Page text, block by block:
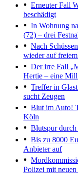
Erneuter Fall
beschädigt
In Wohnung
(72) – drei
Nach
wieder auf
Der irre Fall
Hertie – eine
Treffer in
sucht Zeugen
Blut im Auto!
Köln
Blutspur durch
Bis zu 8000
Anbieter auf
Polizei mit